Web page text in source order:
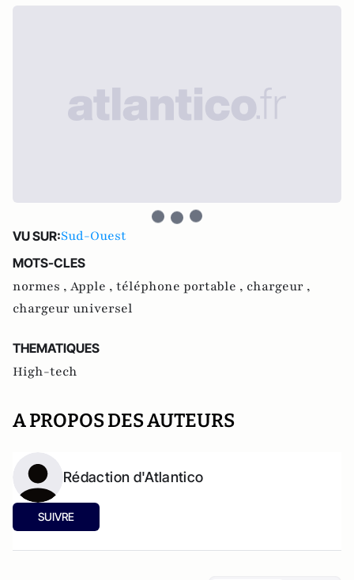
VU SUR:Sud-Ouest
MOTS-CLES
normes , Apple , téléphone portable , chargeur ,
chargeur universel
THEMATIQUES
High-tech
A PROPOS DES AUTEURS
Rédaction d'Atlantico
SUIVRE